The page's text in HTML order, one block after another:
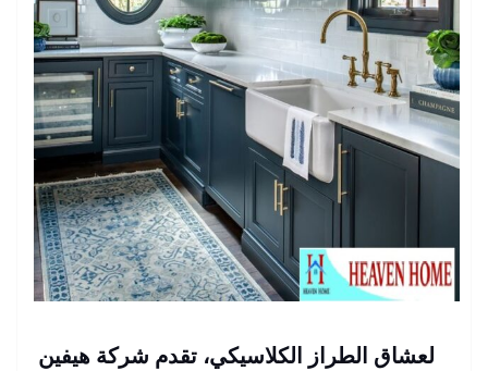
لعشاق الطراز الكلاسيكي، تقدم شركة هيفين